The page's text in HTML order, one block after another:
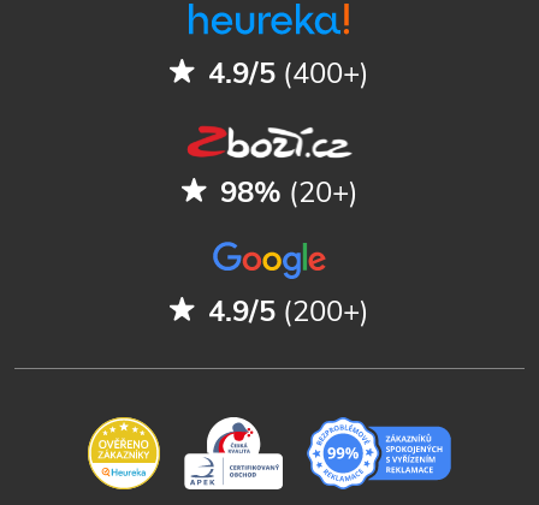
4.9/5 (400+)
98% (20+)
4.9/5 (200+)